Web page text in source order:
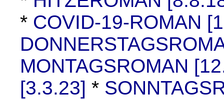
* COVID-19-ROMAN
MONTAGSROMAN
[3.3.23] *